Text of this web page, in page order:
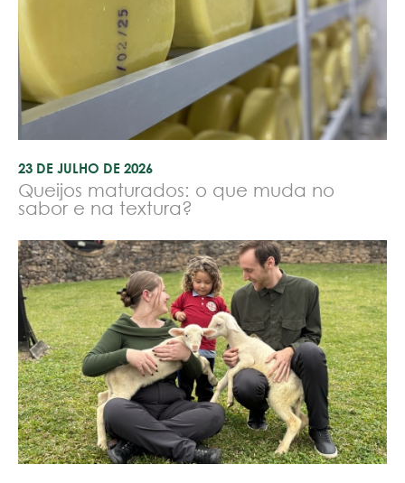
23 DE JULHO DE 2026
Queijos maturados: o que muda no
sabor e na textura?